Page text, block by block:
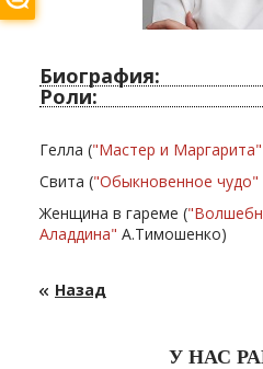
Биография:
Роли:
Гелла ("Мастер и Маргарита"
Свита ("Обыкновенное чудо"
Женщина в гареме (
Аладдина" А.Тимошенко)
Назад
У НАС